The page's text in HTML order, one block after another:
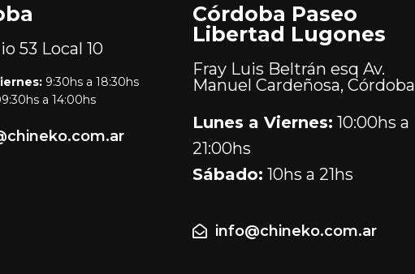
53 Local 10
9:30hs a 18:30hs
a 14:00hs
Córdoba Paseo
Libertad Lugones
Fray Luis Beltrán esq Av.
Manuel Cardeñosa, Córdoba
Lunes a Viernes: 10:00hs a
21:00hs
Sábado: 10hs a 21hs
info@chineko.com.ar